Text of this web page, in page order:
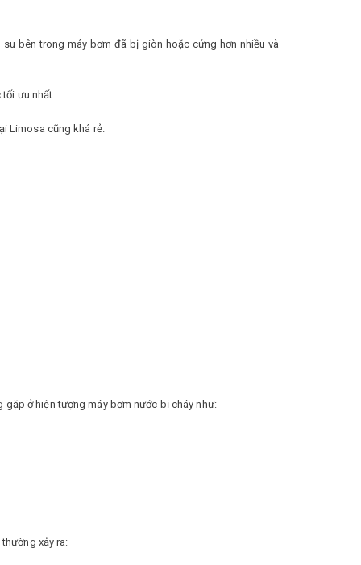
bên trong máy bơm đã bị giòn hoặc cứng hơn nhiều và
ưu nhất:
Limosa cũng khá rẻ.
gặp ở hiện tượng máy bơm nước bị cháy như:
xảy ra: